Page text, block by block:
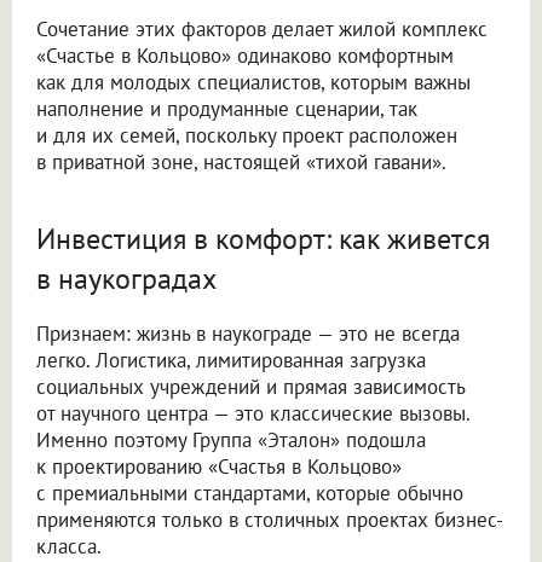
Сочетание этих факторов делает жилой комплекс
«Счастье в Кольцово» одинаково комфортным
как для молодых специалистов, которым важны
наполнение и продуманные сценарии, так
и для их семей, поскольку проект расположен
в приватной зоне, настоящей «тихой гавани».
Инвестиция в комфорт: как живется
в наукоградах
Признаем: жизнь в наукограде — это не всегда
легко. Логистика, лимитированная загрузка
социальных учреждений и прямая зависимость
от научного центра — это классические вызовы.
Именно поэтому Группа «Эталон» подошла
к проектированию «Счастья в Кольцово»
с премиальными стандартами, которые обычно
применяются только в столичных проектах бизнес-
класса.